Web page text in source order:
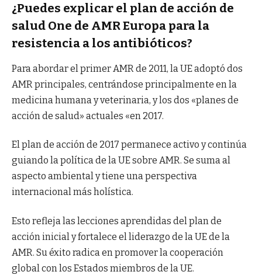
¿Puedes explicar el plan de acción de
salud One de AMR Europa para la
resistencia a los antibióticos?
Para abordar el primer AMR de 2011, la UE adoptó dos
AMR principales, centrándose principalmente en la
medicina humana y veterinaria, y los dos «planes de
acción de salud» actuales «en 2017.
El plan de acción de 2017 permanece activo y continúa
guiando la política de la UE sobre AMR. Se suma al
aspecto ambiental y tiene una perspectiva
internacional más holística.
Esto refleja las lecciones aprendidas del plan de
acción inicial y fortalece el liderazgo de la UE de la
AMR. Su éxito radica en promover la cooperación
global con los Estados miembros de la UE.